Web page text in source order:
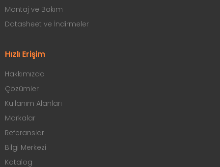
Montaj ve Bakım
Datasheet ve İndirmeler
Hızlı Erişim
Hakkımızda
Çözümler
Kullanım Alanları
Markalar
Referanslar
Bilgi Merkezi
Katalog